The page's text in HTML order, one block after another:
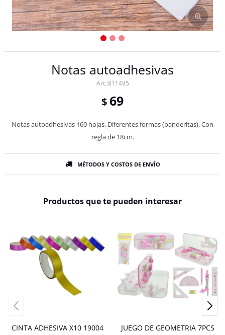
Notas autoadhesivas
811495
$69
Notas autoadhesivas 160 hojas. Diferentes formas (banderitas). Con
regla de 18cm.
MÉTODOS Y COSTOS DE ENVÍO
Productos que te pueden interesar
CINTA ADHESIVA X10 19004 JUEGO DE GEOMETRIA 7PCS